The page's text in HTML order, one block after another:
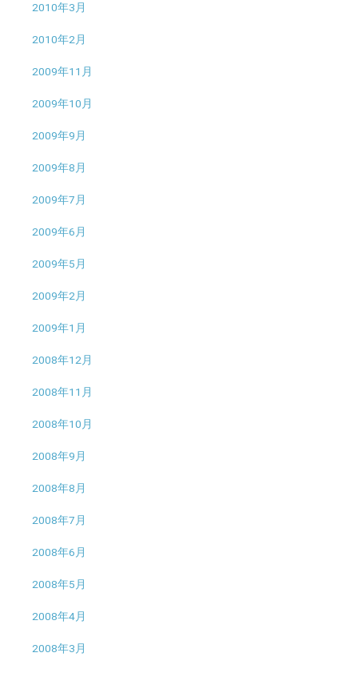
2010年3月
2010年2月
2009年11月
2009年10月
2009年9月
2009年8月
2009年7月
2009年6月
2009年5月
2009年2月
2009年1月
2008年12月
2008年11月
2008年10月
2008年9月
2008年8月
2008年7月
2008年6月
2008年5月
2008年4月
2008年3月